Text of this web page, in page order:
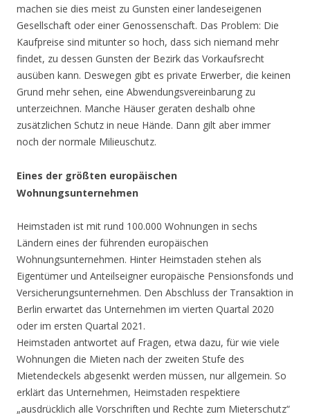
machen sie dies meist zu Gunsten einer landeseigenen
Gesellschaft oder einer Genossenschaft. Das Problem: Die
Kaufpreise sind mitunter so hoch, dass sich niemand mehr
findet, zu dessen Gunsten der Bezirk das Vorkaufsrecht
ausüben kann. Deswegen gibt es private Erwerber, die keinen
Grund mehr sehen, eine Abwendungsvereinbarung zu
unterzeichnen. Manche Häuser geraten deshalb ohne
zusätzlichen Schutz in neue Hände. Dann gilt aber immer
noch der normale Milieuschutz.
Eines der größten europäischen
Wohnungsunternehmen
Heimstaden ist mit rund 100.000 Wohnungen in sechs
Ländern eines der führenden europäischen
Wohnungsunternehmen. Hinter Heimstaden stehen als
Eigentümer und Anteilseigner europäische Pensionsfonds und
Versicherungsunternehmen. Den Abschluss der Transaktion in
Berlin erwartet das Unternehmen im vierten Quartal 2020
oder im ersten Quartal 2021.
Heimstaden antwortet auf Fragen, etwa dazu, für wie viele
Wohnungen die Mieten nach der zweiten Stufe des
Mietendeckels abgesenkt werden müssen, nur allgemein. So
erklärt das Unternehmen, Heimstaden respektiere
„ausdrücklich alle Vorschriften und Rechte zum Mieterschutz“